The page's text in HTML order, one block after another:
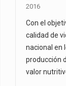
2016
Con el
calidad de
nacional en
producción
valor